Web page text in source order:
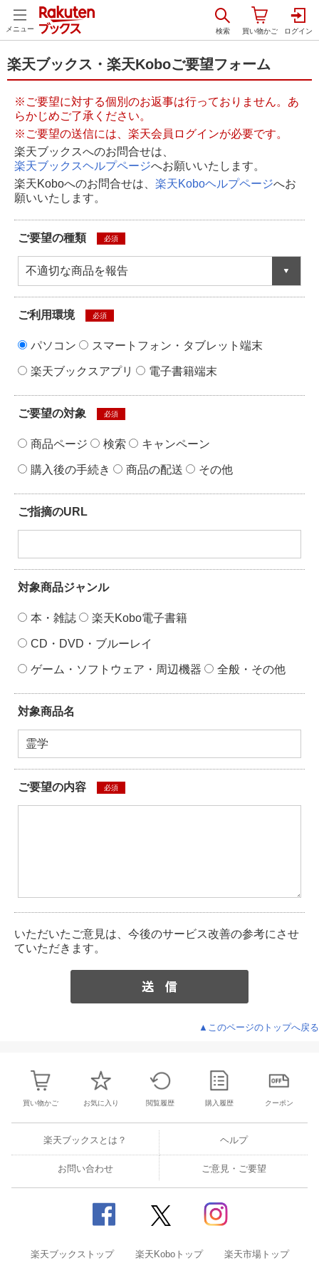
メニュー
楽天ブックス・楽天Koboご要望フォーム
※ご要望に対する個別のお返事は行っておりません。あ
らかじめご了承ください。
※ご要望の送信には、楽天会員ログインが必要です。
楽天ブックスへのお問合せは、
楽天ブックスヘルプページへお願いいたします。
楽天Koboへのお問合せは、 楽天Koboヘルプページへお
願いいたします。
ご要望の種類 必須
不適切な商品を報告
ご利用環境 必須
パソコン スマートフォン・タブレット端末
楽天ブックスアプリ 電子書籍端末
ご要望の対象 必須
商品ページ 検索 キャンペーン
購入後の手続き 商品の配送 その他
ご指摘のURL
対象商品ジャンル
本・雑誌 楽天Kobo電子書籍
CD・DVD・ブルーレイ
ゲーム・ソフトウェア・周辺機器 全般・その他
対象商品名
ご要望の内容 必須
いただいたご意見は、今後のサービス改善の参考にさせ
ていただきます。
▲このページのトップへ戻る
買い物かご お気に入り 閲覧履歴 購入履歴 クーポン
楽天ブックスとは？ ヘルプ
お問い合わせ ご意見・ご要望
楽天ブックストップ 楽天Koboトップ 楽天市場トップ